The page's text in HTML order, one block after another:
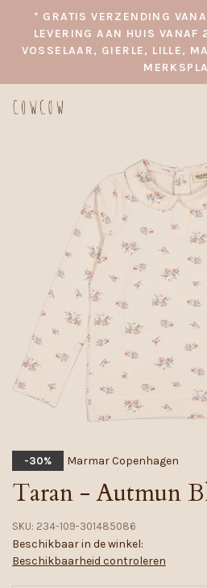
* GRATIS VERZENDING
LEVERING AAN HUIS VANAF
VOSSELAAR, GIERLE, LILLE,
-30% Marmar Copenhagen
Taran - Autmun
SKU: 234-109-301485086
Beschikbaar in de winkel:
Beschikbaarheid controleren